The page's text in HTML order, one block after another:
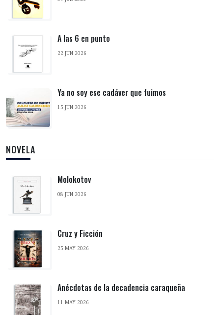
A las 6 en punto
22 JUN 2026
Ya no soy ese cadáver que fuimos
15 JUN 2026
NOVELA
Molokotov
08 JUN 2026
Cruz y Ficción
25 MAY 2026
Anécdotas de la decadencia caraqueña
11 MAY 2026